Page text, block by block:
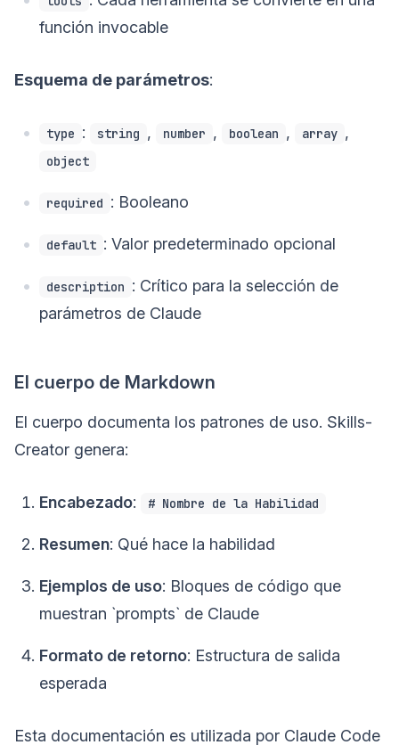
función invocable
Esquema de parámetros:
type : string , number , boolean , array ,
object
required : Booleano
default : Valor predeterminado opcional
description : Crítico para la selección de
parámetros de Claude
El cuerpo de Markdown
El cuerpo documenta los patrones de uso. Skills-
Creator genera:
Encabezado: # Nombre de la Habilidad
Resumen: Qué hace la habilidad
Ejemplos de uso: Bloques de código que
muestran `prompts` de Claude
Formato de retorno: Estructura de salida
esperada
Esta documentación es utilizada por Claude Code